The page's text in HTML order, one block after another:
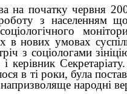
на початку червня
з населенням
в нових умовах
з соціологами
керівник
в ті роки, була
народні